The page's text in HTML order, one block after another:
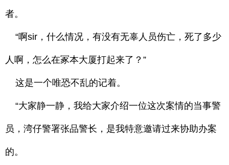
者。
“啊sir，什么情况，有没有无辜人员伤亡，死了多少
人啊，怎么在冢本大厦打起来了？”
这是一个唯恐不乱的记着。
“大家静一静，我给大家介绍一位这次案情的当事警
员，湾仔警署张品警长，是我特意邀请过来协助办案
的。